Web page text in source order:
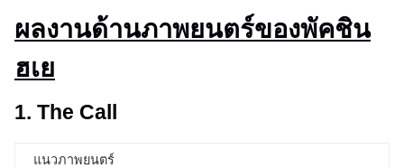
ผลงานด้านภาพยนตร์ของพัคชิน
ฮเย
1. The Call
แนวภาพยนตร์